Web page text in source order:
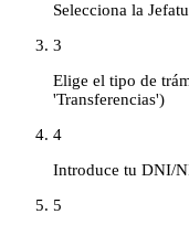
Selecciona la
3
Elige el tipo de
'Transferencias')
4
Introduce tu DNI/
5